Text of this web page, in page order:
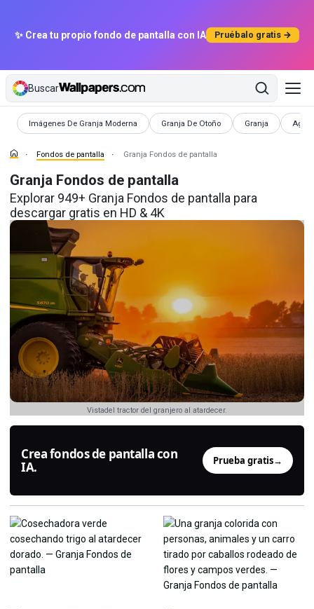
✨ Crea tu propio fondo de pantalla con IA Pruébalo gratis →
Buscar
Imágenes De Granja Moderna
Fondos de pantalla Granja De Otoño
Fondos de pantalla Granja
Fondos de pantalla
Fondos de pantalla Granja Fondos de pantalla
Granja Fondos de pantalla
Explorar 949+ Granja Fondos de pantalla para
descargar gratis en HD & 4K
Vistadel tractor del granjero al atardecer.
Crea fondos de pantalla con
IA.
Prueba gratis→